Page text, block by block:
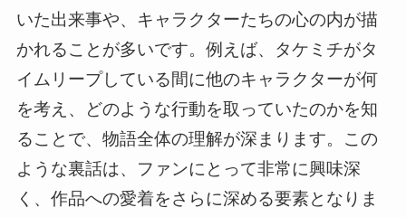
いた出来事や、キャラクターたちの心の内が描
かれることが多いです。例えば、タケミチがタ
イムリープしている間に他のキャラクターが何
を考え、どのような行動を取っていたのかを知
ることで、物語全体の理解が深まります。この
ような裏話は、ファンにとって非常に興味深
く、作品への愛着をさらに深める要素となりま